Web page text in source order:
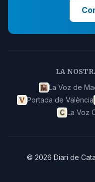
LA
La Voz de
Portada de València
La Voz
© 2026 Diari de